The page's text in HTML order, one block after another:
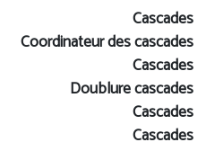
Cascades
Coordinateur des cascades
Cascades
Doublure cascades
Cascades
Cascades